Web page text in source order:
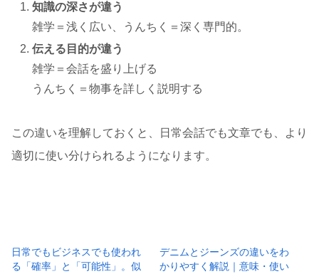
知識の深さが違う
雑学＝浅く広い、うんちく＝深く専門的。
伝える目的が違う
雑学＝会話を盛り上げる
うんちく＝物事を詳しく説明する
この違いを理解しておくと、日常会話でも文章でも、より
適切に使い分けられるようになります。
日常でもビジネスでも使われ
る「確率」と「可能性」。似
デニムとジーンズの違いをわ
かりやすく解説｜意味・使い